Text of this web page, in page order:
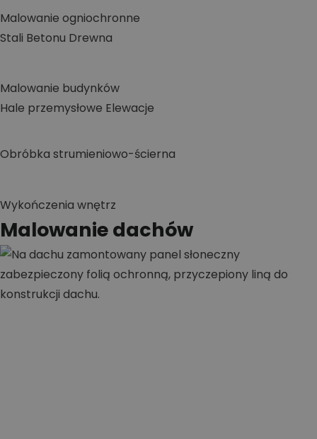
Malowanie ogniochronne
Stali Betonu Drewna
Malowanie budynków
Hale przemysłowe Elewacje
Obróbka strumieniowo-ścierna
Wykończenia wnętrz
Malowanie dachów